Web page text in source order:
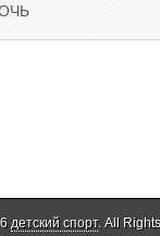
детский спорт. All